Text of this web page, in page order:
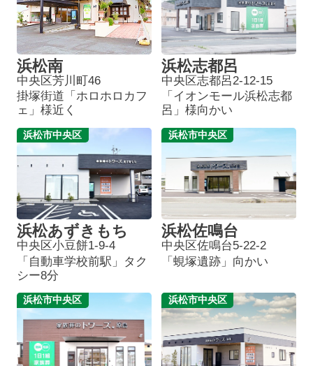
浜松南
中央区芳川町46
掛塚街道「ホロホロカフ
ェ」様近く
浜松志都呂
中央区志都呂2-12-15
「イオンモール浜松志都
呂」様向かい
浜松市中央区
浜松あずきもち
中央区小豆餅1-9-4
「自動車学校前駅」タク
シー8分
浜松市中央区
浜松佐鳴台
中央区佐鳴台5-22-2
「蜆塚遺跡」向かい
浜松市中央区 浜松市中央区